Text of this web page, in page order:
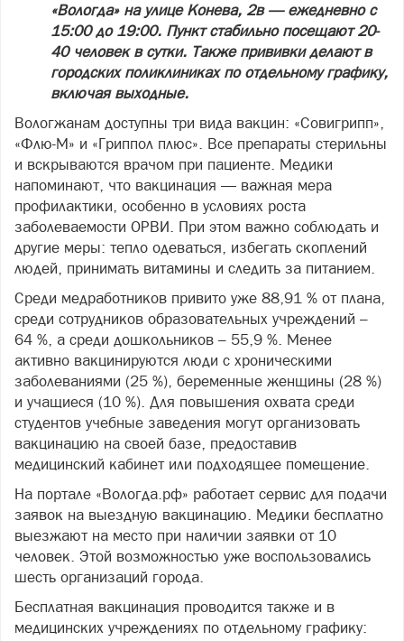
«Вологда» на улице Конева, 2в — ежедневно с
15:00 до 19:00. Пункт стабильно посещают 20-
40 человек в сутки. Также прививки делают в
городских поликлиниках по отдельному графику,
включая выходные.
Вологжанам доступны три вида вакцин: «Совигрипп»,
«Флю-М» и «Гриппол плюс». Все препараты стерильны
и вскрываются врачом при пациенте. Медики
напоминают, что вакцинация — важная мера
профилактики, особенно в условиях роста
заболеваемости ОРВИ. При этом важно соблюдать и
другие меры: тепло одеваться, избегать скоплений
людей, принимать витамины и следить за питанием.
Среди медработников привито уже 88,91 % от плана,
среди сотрудников образовательных учреждений –
64 %, а среди дошкольников – 55,9 %. Менее
активно вакцинируются люди с хроническими
заболеваниями (25 %), беременные женщины (28 %)
и учащиеся (10 %). Для повышения охвата среди
студентов учебные заведения могут организовать
вакцинацию на своей базе, предоставив
медицинский кабинет или подходящее помещение.
На портале «Вологда.рф» работает сервис для подачи
заявок на выездную вакцинацию. Медики бесплатно
выезжают на место при наличии заявки от 10
человек. Этой возможностью уже воспользовались
шесть организаций города.
Бесплатная вакцинация проводится также и в
медицинских учреждениях по отдельному графику: